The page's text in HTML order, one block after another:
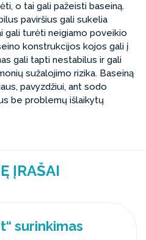
o tai gali pažeisti baseiną.
paviršius gali sukelia
gali turėti neigiamo poveikio
konstrukcijos kojos gali į
gali tapti nestabilus ir gali
sužalojimo rizika. Baseiną
pavyzdžiui, ant sodo
be problemų išlaikytų
ĮRAŠAI
surinkimas